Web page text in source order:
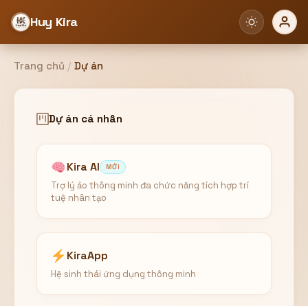
Huy Kira
0358949680
Email/Tên đăng nhập
Trang chủ / Dự án
Dự án cá nhân
Kira AI MỚI
Trợ lý ảo thông minh đa chức năng tích hợp trí
tuệ nhân tạo
KiraApp
Hệ sinh thái ứng dụng thông minh